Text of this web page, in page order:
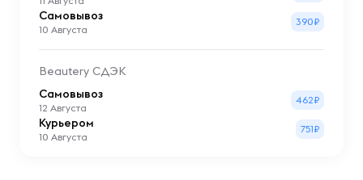
Самовывоз
10 Августа
390₽
Beautery СДЭК
Самовывоз
12 Августа
462₽
Курьером
10 Августа
751₽